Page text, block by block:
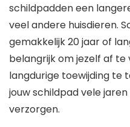
schildpadden een
veel andere huisdieren.
gemakkelijk 20 jaar of
belangrijk om jezelf af
langdurige toewijding te
jouw schildpad vele
verzorgen.